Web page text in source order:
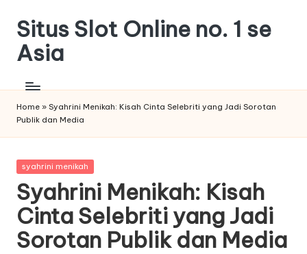
Skip
content
Situs Slot Online no. 1 se
Asia
Home » Syahrini Menikah: Kisah Cinta Selebriti yang Jadi Sorotan
Publik dan Media
Posted
syahrini menikah
Syahrini Menikah: Kisah
Cinta Selebriti yang Jadi
Sorotan Publik dan Media